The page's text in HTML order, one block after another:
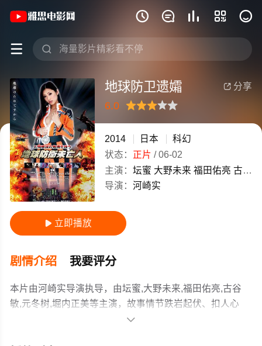
    
 
《地球防卫遗孀》(2014)日本日语高清
 分享
地球防卫遗孀
6.0
很差
较差还行推荐力荐
2014 日本
科幻
状态： 正片 /06-02
主演： 坛蜜 大野未来 福田佑亮 古谷敏
导演： 河崎实
 立即播放
剧情介绍 我要评分
本片由河崎实导演执导，由坛蜜,大野未来,福田佑亮,古谷
敏,元冬树,堀内正美等主演，故事情节跌岩起伏、扣人心
弦，领广大科幻片爱好者和观众们都期待不已。
